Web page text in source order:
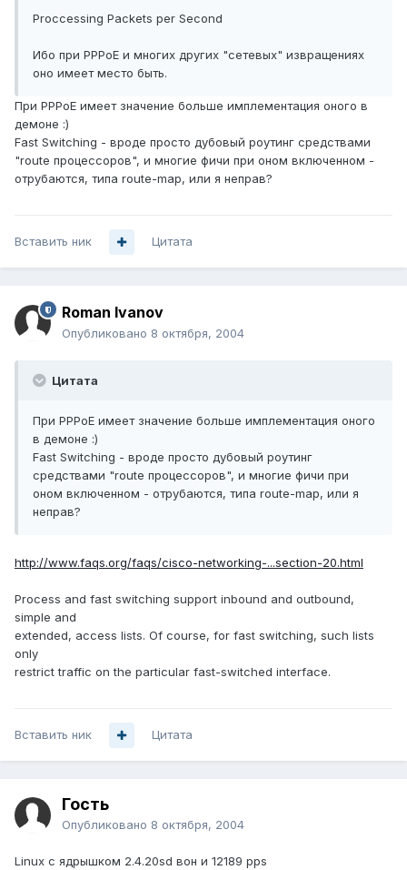
Proccessing Packets per Second
Ибо при PPPoE и многих других "сетевых" извращениях
оно имеет место быть.
При PPPoE имеет значение больше имплементация оного в
демоне :)
Fast Switching - вроде просто дубовый роутинг средствами
"route процессоров", и многие фичи при оном включенном -
отрубаются, типа route-map, или я неправ?
Вставить ник Цитата
Roman Ivanov
Опубликовано 8 октября, 2004
Цитата
При PPPoE имеет значение больше имплементация оного
в демоне :)
Fast Switching - вроде просто дубовый роутинг
средствами "route процессоров", и многие фичи при
оном включенном - отрубаются, типа route-map, или я
неправ?
http://www.faqs.org/faqs/cisco-networking-...section-20.html
Process and fast switching support inbound and outbound,
simple and
extended, access lists. Of course, for fast switching, such lists
only
restrict traffic on the particular fast-switched interface.
Вставить ник Цитата
Гость
Опубликовано 8 октября, 2004
Linux с ядрышком 2.4.20sd вон и 12189 pps